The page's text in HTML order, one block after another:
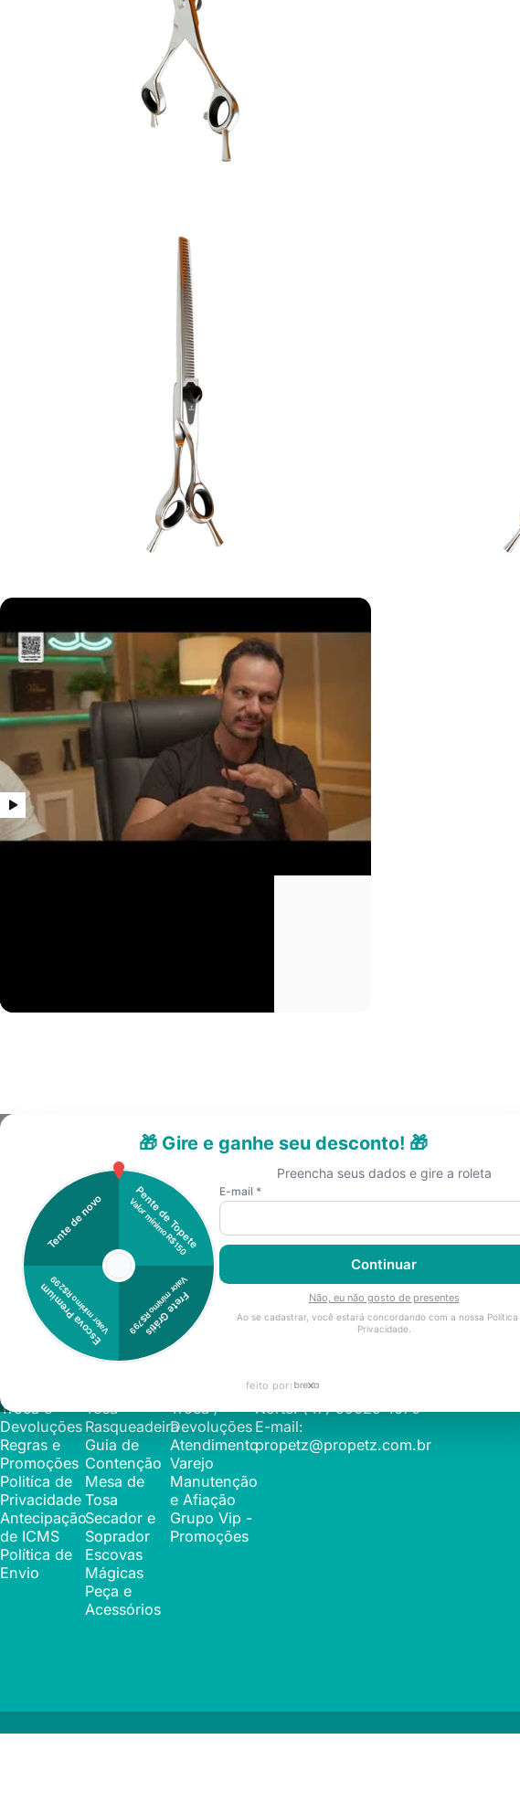
FRETE GRÁTISA partir de R$799* 10% de descontono PIX
Institucio
Troca e
Devoluções
Regras e
Promoções
Politíca de
Privacidade
Antecipação
de ICMS
Política de
Envio
Categoria
s
Máquina de
Tosa
Rasqueadeira
Guia de
Contenção
Mesa de
Tosa
Secador e
Soprador
Escovas
Mágicas
Peça e
Acessórios
Atendime
nto
SAC /
Rastreamento
Troca /
Devoluções
Atendimento
Varejo
Manutenção
e Afiação
Grupo Vip -
Promoções
Torne-se um
distribuidor:
Sul, Centro-Oeste e
Norte: (47) 99629-1670
E-mail:
propetz@propetz.com.br